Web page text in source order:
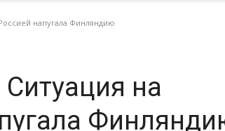
напугала Финляндию
на